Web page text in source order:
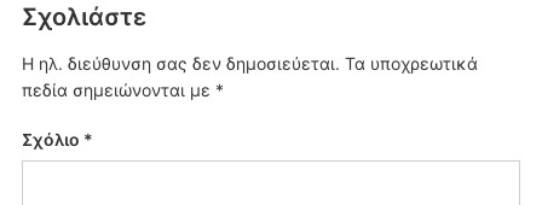
Σχολιάστε
Η ηλ. διεύθυνση σας δεν δημοσιεύεται. Τα υποχρεωτικά
πεδία σημειώνονται με *
Σχόλιο *